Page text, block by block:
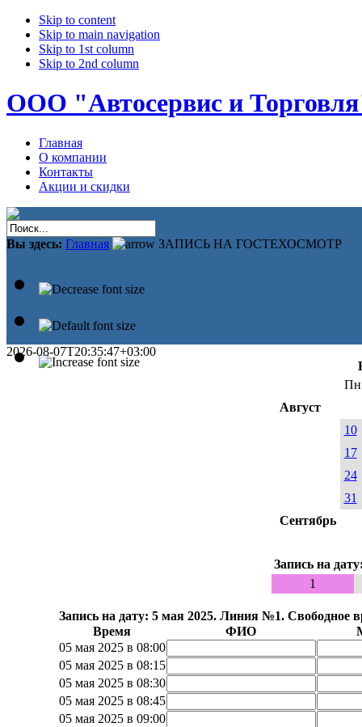
Skip to content
Skip to main navigation
Skip to 1st column
Skip to 2nd column
ООО "Автосервис и
Главная
О компании
Контакты
Акции и скидки
Вы здесь: Главная ЗАПИСЬ НА ГОСТЕХОСМОТР
2026-08-07T20:35:47+03:00
Пн
Август
10
17
24
31
Сентябрь
Запись на
1
Запись на дату: 5 мая 2025. Линия №1. Свободное
Время
ФИО
05 мая 2025 в 08:00
05 мая 2025 в 08:15
05 мая 2025 в 08:30
05 мая 2025 в 08:45
05 мая 2025 в 09:00